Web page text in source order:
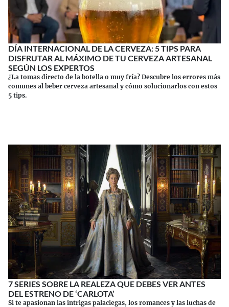
DÍA INTERNACIONAL DE LA CERVEZA: 5 TIPS PARA
DISFRUTAR AL MÁXIMO DE TU CERVEZA ARTESANAL
SEGÚN LOS EXPERTOS
¿La tomas directo de la botella o muy fría? Descubre los errores más
comunes al beber cerveza artesanal y cómo solucionarlos con estos
5 tips.
7 SERIES SOBRE LA REALEZA QUE DEBES VER ANTES
DEL ESTRENO DE ‘CARLOTA’
Si te apasionan las intrigas palaciegas, los romances y las luchas de